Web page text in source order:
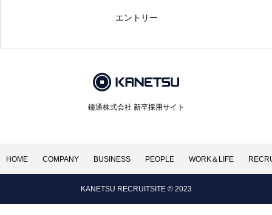
エントリー
鐘通株式会社 新卒採用サイト
HOME COMPANY BUSINESS PEOPLE WORK＆LIFE
KANETSU RECRUITSITE © 2023